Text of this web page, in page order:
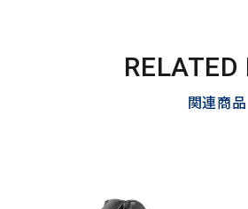
RELATED
関連商品